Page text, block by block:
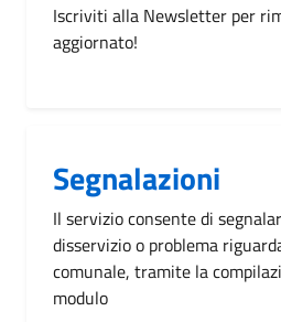
Iscriviti alla Newsletter per
aggiornato!
Segnalazioni
Il servizio consente di
disservizio o problema
comunale, tramite la
modulo